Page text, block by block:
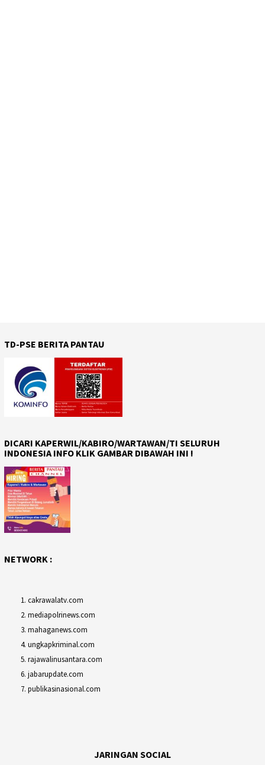
TD-PSE BERITA PANTAU
DICARI KAPERWIL/KABIRO/WARTAWAN/TI SELURUH
INDONESIA INFO KLIK GAMBAR DIBAWAH INI !
NETWORK :
cakrawalatv.com
mediapolrinews.com
mahaganews.com
ungkapkriminal.com
rajawalinusantara.com
jabarupdate.com
publikasinasional.com
JARINGAN SOCIAL